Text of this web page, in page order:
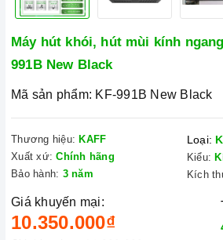
Máy hút khói, hút mùi kính
991B New Black
Mã sản phẩm: KF-991B New Black
Thương hiệu: KAFF
Xuất xứ: Chính hãng
Bảo hành: 3 năm
Loại:
Kiểu:
Kích
Giá khuyến mại:
10.350.000₫